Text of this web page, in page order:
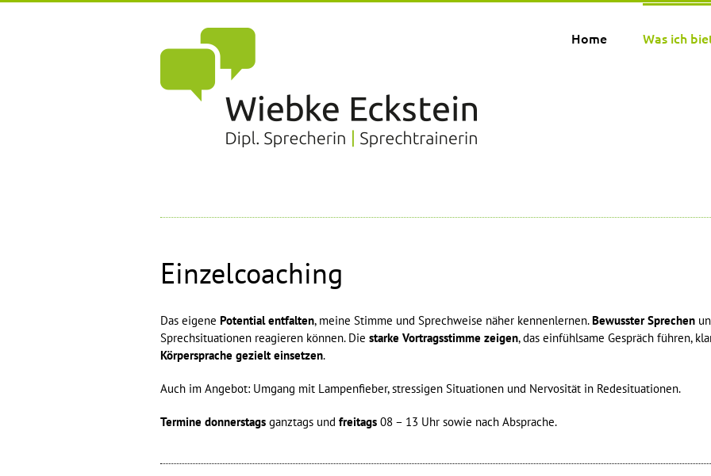
Zum
Home Was ich
Einzelcoaching
Das eigene Potential entfalten, meine Stimme und Sprechweise näher kennenlernen.Bewusster Sprechen
Sprechsituationen reagieren können. Die starke Vortragsstimme zeigen, das einfühlsame Gespräch führen,
Körpersprache gezielt einsetzen.
Auch im Angebot: Umgang mit Lampenfieber, stressigen Situationen und Nervosität in Redesituationen.
Termine donnerstags ganztags und freitags 08 – 13 Uhr sowie nach Absprache.